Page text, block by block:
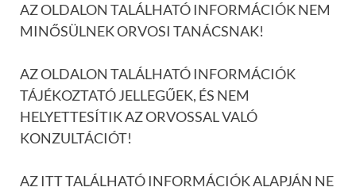
AZ OLDALON TALÁLHATÓ INFORMÁCIÓK NEM
MINŐSÜLNEK ORVOSI TANÁCSNAK!
AZ OLDALON TALÁLHATÓ INFORMÁCIÓK
TÁJÉKOZTATÓ JELLEGŰEK, ÉS NEM
HELYETTESÍTIK AZ ORVOSSAL VALÓ
KONZULTÁCIÓT!
AZ ITT TALÁLHATÓ INFORMÁCIÓK ALAPJÁN NE